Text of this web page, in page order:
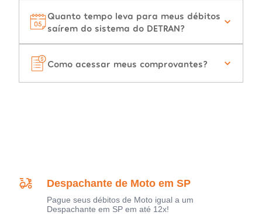
Quanto tempo leva para meus débitos
saírem do sistema do DETRAN?
Como acessar meus comprovantes?
Despachante de Moto em SP
Pague seus débitos de Moto igual a um
Despachante em SP em até 12x!